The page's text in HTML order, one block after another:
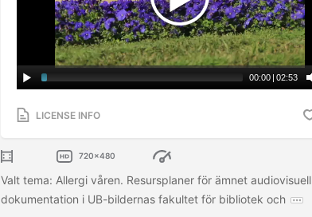
00:00 | 02:53
LICENSE INFO
720x480
Valt tema: Allergi våren. Resursplaner för ämnet audiovisuell
dokumentation i UB-bildernas fakultet för bibliotek och